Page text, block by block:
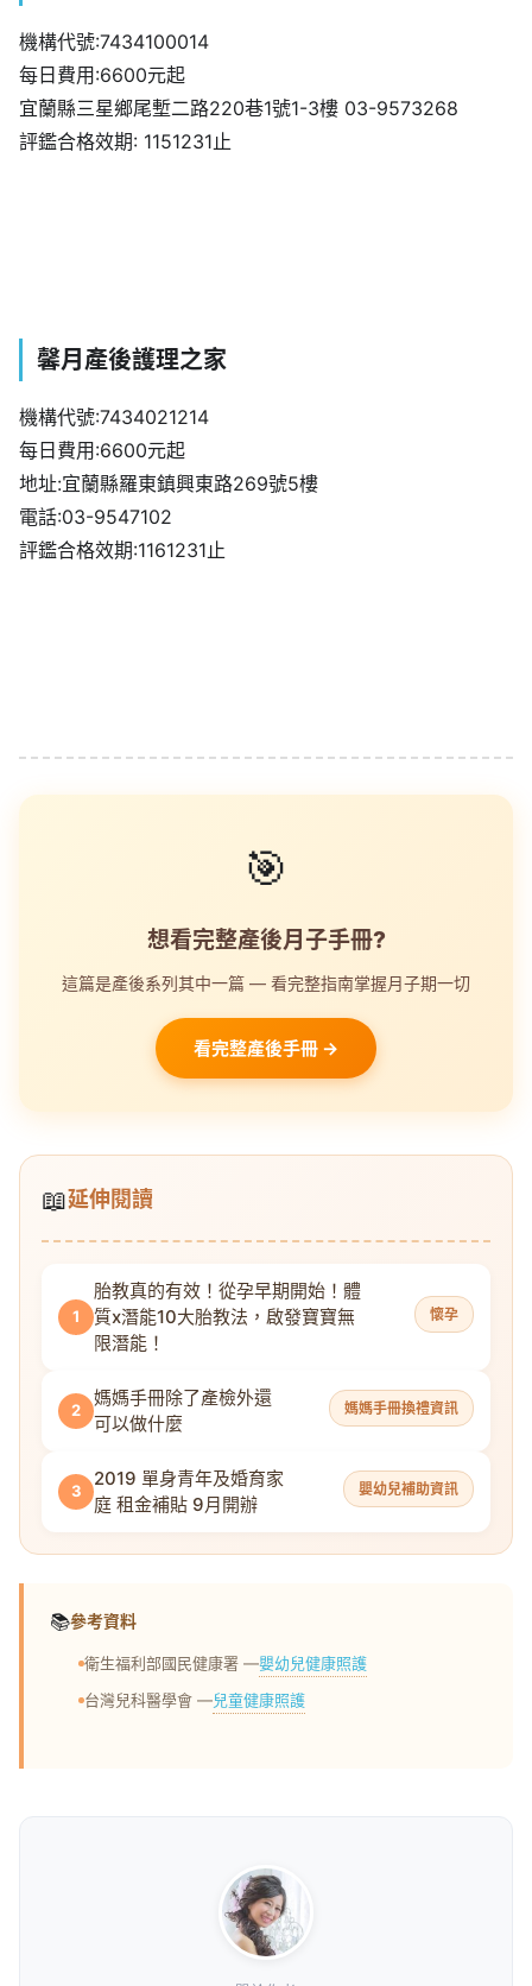
機構代號:7434100014
每日費用:6600元起
宜蘭縣三星鄉尾塹二路220巷1號1-3樓 03-9573268
評鑑合格效期: 1151231止
馨月產後護理之家
機構代號:7434021214
每日費用:6600元起
地址:宜蘭縣羅東鎮興東路269號5樓
電話:03-9547102
評鑑合格效期:1161231止
🎯
想看完整產後月子手冊?
這篇是產後系列其中一篇 — 看完整指南掌握月子期一切
看完整產後手冊 →
📖延伸閱讀
1
胎教真的有效！從孕早期開始！體
質x潛能10大胎教法，啟發寶寶無
限潛能！
懷孕
2
媽媽手冊除了產檢外還
可以做什麼
媽媽手冊換禮資訊
3
2019 單身青年及婚育家
庭 租金補貼 9月開辦
嬰幼兒補助資訊
📚參考資料
衛生福利部國民健康署 —嬰幼兒健康照護
台灣兒科醫學會 —兒童健康照護